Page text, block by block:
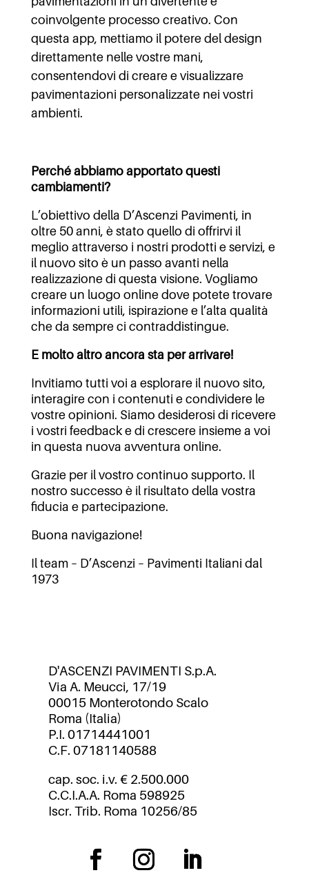
coinvolgente processo creativo. Con
questa app, mettiamo il potere del design
direttamente nelle vostre mani,
consentendovi di creare e visualizzare
pavimentazioni personalizzate nei vostri
ambienti.
Perché abbiamo apportato questi
cambiamenti?
L’obiettivo della D’Ascenzi Pavimenti, in
oltre 50 anni, è stato quello di offrirvi il
meglio attraverso i nostri prodotti e servizi, e
il nuovo sito è un passo avanti nella
realizzazione di questa visione. Vogliamo
creare un luogo online dove potete trovare
informazioni utili, ispirazione e l’alta qualità
che da sempre ci contraddistingue.
E molto altro ancora sta per arrivare!
Invitiamo tutti voi a esplorare il nuovo sito,
interagire con i contenuti e condividere le
vostre opinioni. Siamo desiderosi di ricevere
i vostri feedback e di crescere insieme a voi
in questa nuova avventura online.
Grazie per il vostro continuo supporto. Il
nostro successo è il risultato della vostra
fiducia e partecipazione.
Buona navigazione!
Il team – D’Ascenzi – Pavimenti Italiani dal
1973
D'ASCENZI PAVIMENTI S.p.A.
Via A. Meucci, 17/19
00015 Monterotondo Scalo
Roma (Italia)
P.I. 01714441001
C.F. 07181140588
cap. soc. i.v. € 2.500.000
C.C.I.A.A. Roma 598925
Iscr. Trib. Roma 10256/85